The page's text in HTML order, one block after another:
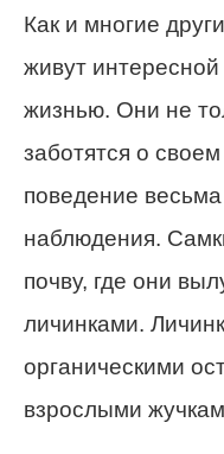
Как и многие
живут
жизнью. Они не
заботятся о
поведение
наблюдения.
почву, где они
личинками.
органическими
взрослыми